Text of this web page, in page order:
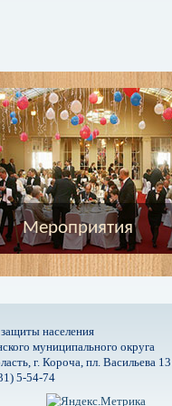
Мероприятия
населения
муниципального округа
г. Короча, пл. Васильева 13
5-54-74